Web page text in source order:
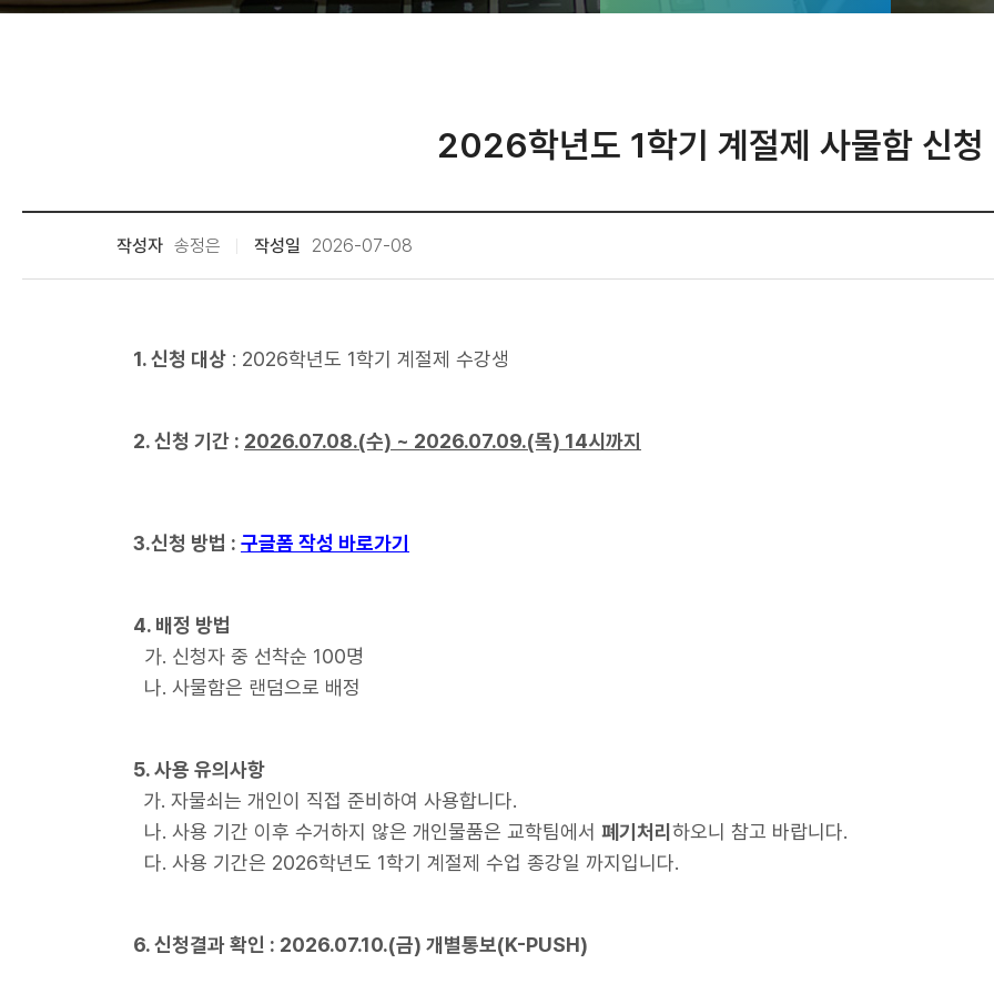
2026학년도 1학기 계절제 사물함 신청
작성자 송정은 작성일 2026-07-08
1. 신청 대상 : 2026학년도 1학기 계절제 수강생
2. 신청 기간 : 2026.07.08.(수) ~ 2026.07.09.(목) 14시까지
3.신청 방법 : 구글폼 작성 바로가기
4. 배정 방법
가. 신청자 중 선착순 100명
나. 사물함은 랜덤으로 배정
5. 사용 유의사항
가. 자물쇠는 개인이 직접 준비하여 사용합니다.
나. 사용 기간 이후 수거하지 않은 개인물품은 교학팀에서 폐기처리 하오니 참고 바랍니다.
다. 사용 기간은 2026학년도 1학기 계절제 수업 종강일 까지입니다.
6. 신청결과 확인 : 2026.07.10.(금) 개별통보(K-PUSH)